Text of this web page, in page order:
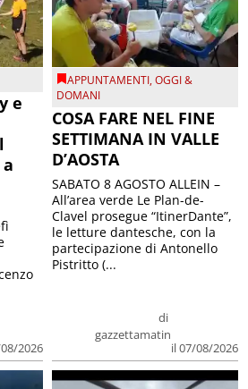
e
2026
APPUNTAMENTI,OGGI &
DOMANI
COSA FARE NEL FINE
SETTIMANA IN VALLE
D’AOSTA
di
gazzettamatin
il 07/08/2026
SABATO 8 AGOSTO ALLEIN –
All’area verde Le Plan-de-
Clavel prosegue “ItinerDante”,
le letture dantesche, con la
partecipazione di Antonello
Pistritto (...